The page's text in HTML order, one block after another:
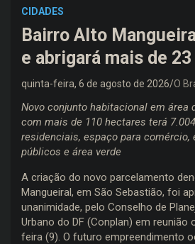
CIDADES
Bairro Alto
e abrigará mais de
quinta-feira, 6 de agosto de 2026 O
Novo conjunto habitacional em área
com mais de 110 hectares terá
residenciais, espaço para comércio,
públicos e área verde
A criação do novo parcelamento
Mangueiral, em São Sebastião, foi
unanimidade, pelo Conselho de
Urbano do DF (Conplan) em reunião
feira (9). O futuro empreendimento